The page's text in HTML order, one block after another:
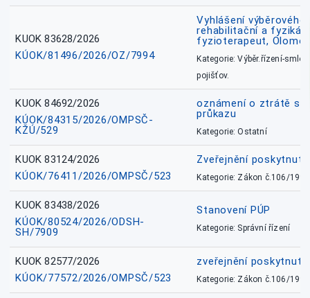
KUOK 83628/2026
KÚOK/81496/2026/OZ/7994
Vyhlášení
rehabilitační a
fyzioterapeut,
Kategorie: Výběr.řízení-
pojišťov.
KUOK 84692/2026
KÚOK/84315/2026/OMPSČ-
KŽÚ/529
oznámení o ztrátě
průkazu
Kategorie: Ostatní
KUOK 83124/2026
KÚOK/76411/2026/OMPSČ/523
Zveřejnění
Kategorie: Zákon č.106/1999
KUOK 83438/2026
KÚOK/80524/2026/ODSH-
SH/7909
Stanovení PÚP
Kategorie: Správní řízení
KUOK 82577/2026
KÚOK/77572/2026/OMPSČ/523
zveřejnění
Kategorie: Zákon č.106/1999